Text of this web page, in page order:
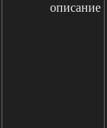
описание